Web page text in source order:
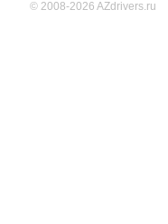
© 2008-2026 AZdrivers.ru